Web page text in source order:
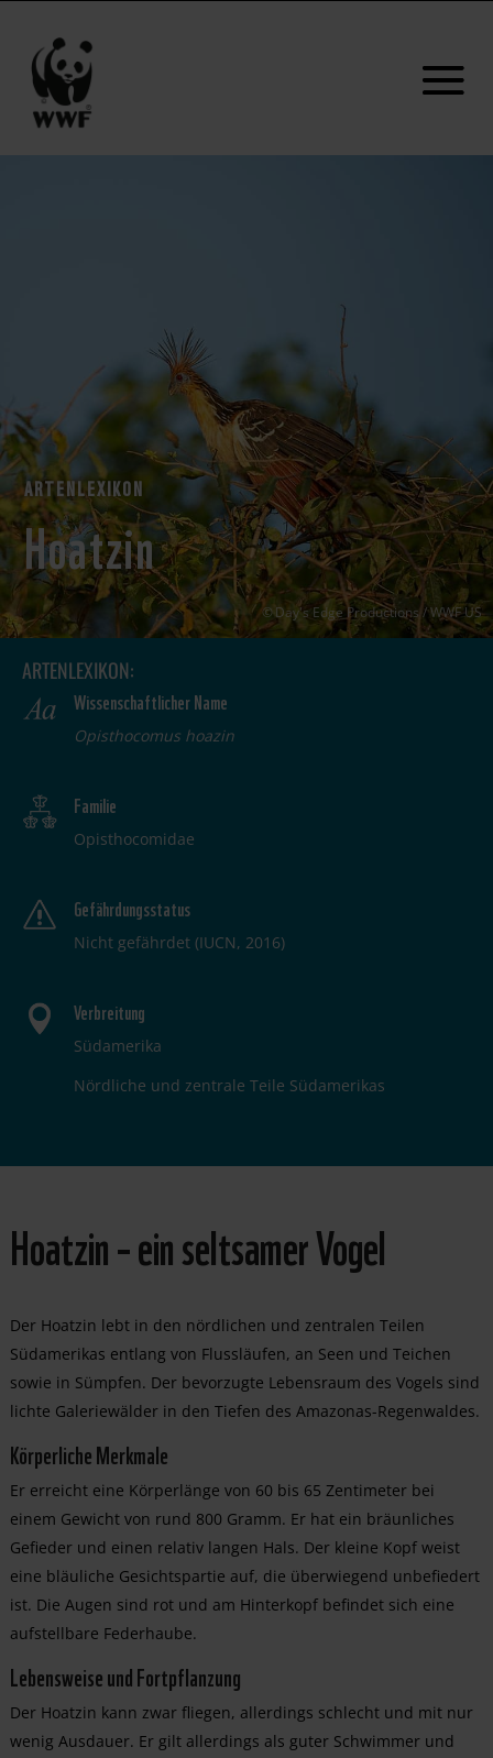
ARTENLEXIKON
Hoatzin
Day's Edge Productions / WWF US
ARTENLEXIKON:
Wissenschaftlicher Name
Opisthocomus hoazin
Familie
Opisthocomidae
Gefährdungsstatus
Nicht gefährdet (IUCN, 2016)
Verbreitung
Südamerika
Nördliche und zentrale Teile Südamerikas
Hoatzin – ein seltsamer Vogel
Der Hoatzin lebt in den nördlichen und zentralen Teilen
Südamerikas entlang von Flussläufen, an Seen und Teichen
sowie in Sümpfen. Der bevorzugte Lebensraum des Vogels sind
lichte Galeriewälder in den Tiefen des Amazonas-Regenwaldes.
Körperliche Merkmale
Er erreicht eine Körperlänge von 60 bis 65 Zentimeter bei
einem Gewicht von rund 800 Gramm. Er hat ein bräunliches
Gefieder und einen relativ langen Hals. Der kleine Kopf weist
eine bläuliche Gesichtspartie auf, die überwiegend unbefiedert
ist. Die Augen sind rot und am Hinterkopf befindet sich eine
aufstellbare Federhaube.
Lebensweise und Fortpflanzung
Der Hoatzin kann zwar fliegen, allerdings schlecht und mit nur
wenig Ausdauer. Er gilt allerdings als guter Schwimmer und